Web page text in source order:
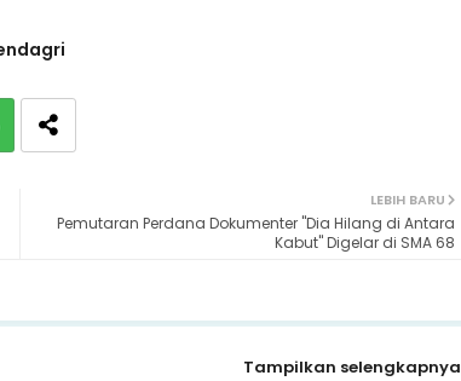
LEBIH BARU
Pemutaran Perdana Dokumenter "Dia Hilang di Antara
Kabut" Digelar di SMA 68
Tampilkan selengkapnya